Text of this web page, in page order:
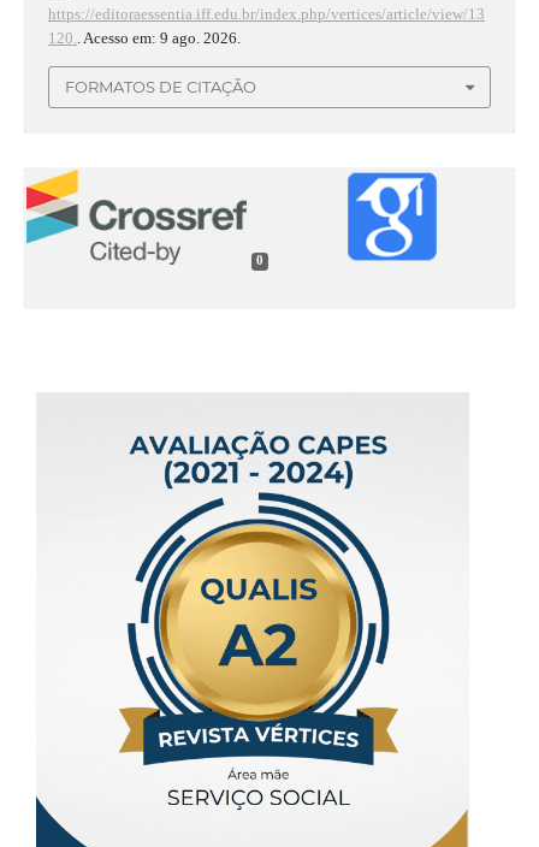
https://editoraessentia.iff.edu.br/index.php/vertices/article/view/13
120.
. Acesso em: 9 ago. 2026.
FORMATOS DE CITAÇÃO
0